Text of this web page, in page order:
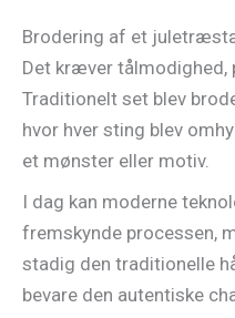
Brodering af et
Det kræver
Traditionelt set blev
hvor hver sting blev
et mønster eller motiv.
I dag kan moderne
fremskynde processen,
stadig den traditionelle
bevare den autentiske